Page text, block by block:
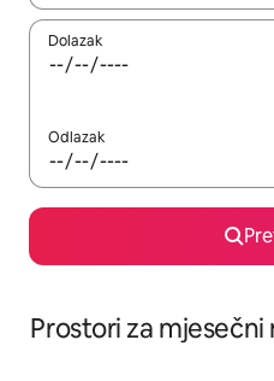
Dolazak
Odlazak
Prostori za